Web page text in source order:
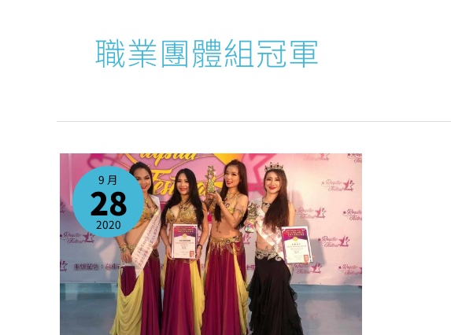
職業團體組冠軍
9 月
28
2020
【捷
報
快
訊】
柯
雅
文
藝
術
舞
蹈
團
榮
獲